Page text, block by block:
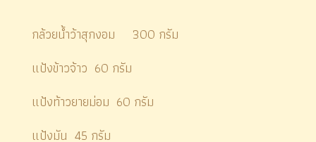
กล้วยน้ำว้าสุกงอม 300 กรัม
แป้งข้าวจ้าว 60 กรัม
แป้งท้าวยายม่อม 60 กรัม
แป้งมัน 45 กรัม